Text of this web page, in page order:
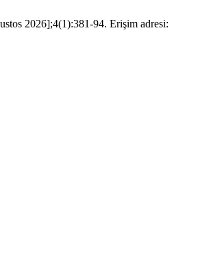
2026];4(1):381-94. Erişim adresi: